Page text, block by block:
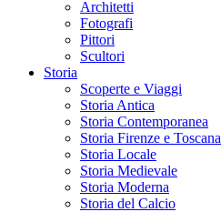
Architetti
Fotografi
Pittori
Scultori
Storia
Scoperte e Viaggi
Storia Antica
Storia Contemporanea
Storia Firenze e Toscana
Storia Locale
Storia Medievale
Storia Moderna
Storia del Calcio